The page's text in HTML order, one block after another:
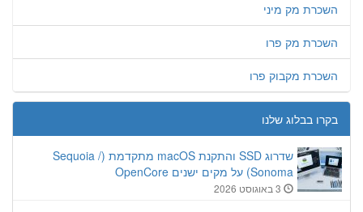
השכרת מק מיני
השכרת מק פרו
השכרת מקבוק פרו
בקרו בבלוג שלנו
שדרוג SSD והתקנת macOS מתקדמת (Sequoia /
Sonoma) על מקים ישנים OpenCore